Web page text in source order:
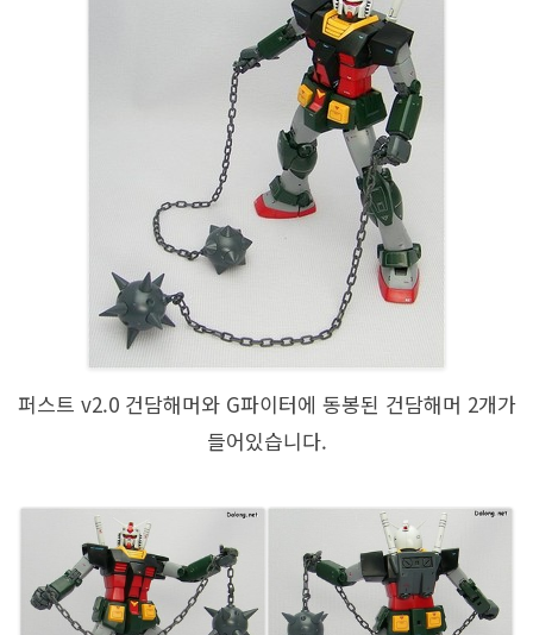
퍼스트 v2.0 건담해머와 G파이터에 동봉된 건담해머 2개가
들어있습니다.